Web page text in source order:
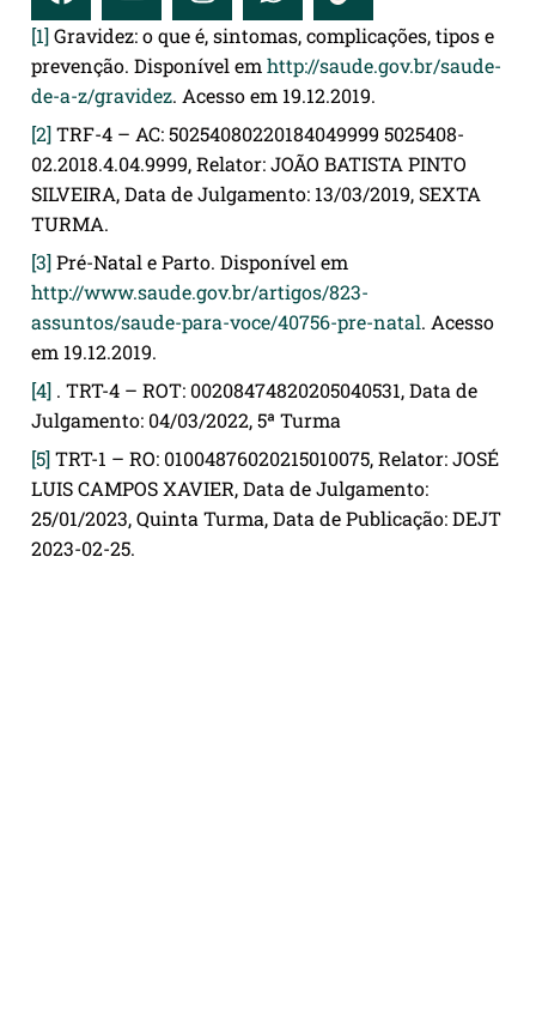
[1]Gravidez: o que é, sintomas, complicações, tipos e
prevenção. Disponível em http://saude.gov.br/saude-
de-a-z/gravidez. Acesso em 19.12.2019.
[2]TRF-4 – AC: 50254080220184049999 5025408-
02.2018.4.04.9999, Relator: JOÃO BATISTA PINTO
SILVEIRA, Data de Julgamento: 13/03/2019, SEXTA
TURMA.
[3]Pré-Natal e Parto. Disponível em
http://www.saude.gov.br/artigos/823-
assuntos/saude-para-voce/40756-pre-natal. Acesso
em 19.12.2019.
[4] . TRT-4 – ROT: 00208474820205040531, Data de
Julgamento: 04/03/2022, 5ª Turma
[5]TRT-1 – RO: 01004876020215010075, Relator: JOSÉ
LUIS CAMPOS XAVIER, Data de Julgamento:
25/01/2023, Quinta Turma, Data de Publicação: DEJT
2023-02-25.